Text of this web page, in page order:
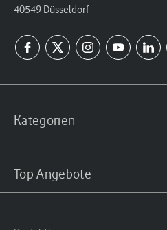
40549 Düsseldorf
Kategorien
Top Angebote